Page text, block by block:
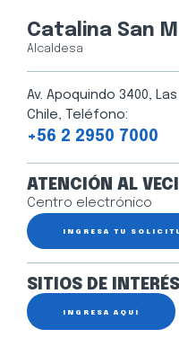
Catalina San
Alcaldesa
Av. Apoquindo 3400,
Chile, Teléfono:
+56 2 2950 7000
ATENCIÓN AL
Centro electrónico
INGRESA TU
SITIOS DE INTERÉS
INGRESA AQUÍ